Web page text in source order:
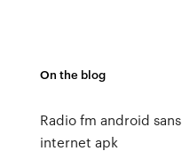
On the blog
Radio fm android sans
internet apk